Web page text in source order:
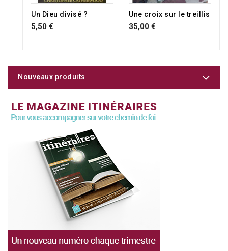
Un Dieu divisé ?
5,50 €
Une croix sur le treillis
35,00 €
Nouveaux produits